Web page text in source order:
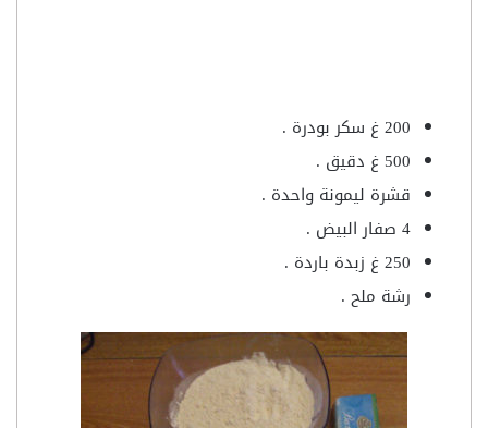
200 غ سكر بودرة .
500 غ دقيق .
قشرة ليمونة واحدة .
4 صفار البيض .
250 غ زبدة باردة .
رشة ملح .